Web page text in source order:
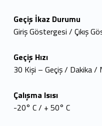
Geçiş İkaz Durumu
Giriş Göstergesi / Çıkış
Geçiş Hızı
30 Kişi – Geçiş / Dakika /
Çalışma Isısı
-20° C / + 50° C